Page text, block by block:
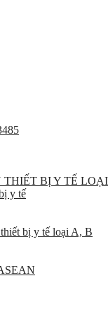
BỊ Y TẾ
y tế
bị y tế loại A, B